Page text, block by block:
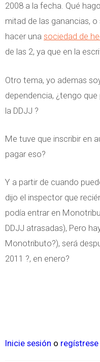
2008 a la fecha. Qué
mitad de las ganancias,
hacer una sociedad de
de las 2, ya que en la
Otro tema, yo ademas
dependencia, ¿tengo
la DDJJ ?
Me tuve que inscribir en
pagar eso?
Y a partir de cuando
dijo el inspector que
podía entrar en
DDJJ atrasadas), Pero
Monotributo?), será
2011 ?, en enero?
Inicie sesión o regístrese